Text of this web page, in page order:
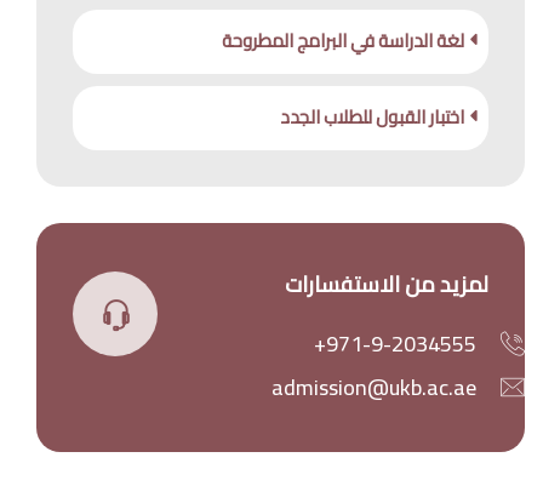
لغة الدراسة في البرامج المطروحة
اختبار القبول للطلاب الجدد
لمزيد من الاستفسارات
+971-9-2034555
admission@ukb.ac.ae